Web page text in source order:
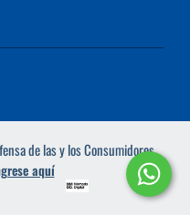
de las y los Consumidores.
aquí